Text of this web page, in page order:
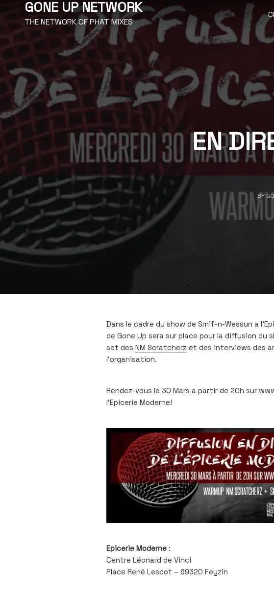
GONE UP NETWORK
THE NETWORK OF PHAT MIXES
EN
BY
Dans le cadre du show de Smif-n-Wessun a
de Gone Up sera sur place pour la diffusion du
set des NM Scratcherz et des interviews des
l’organisation.
Rendez-vous le 30 Mars a partir de 20h sur
l’Epicerie Moderne!
Epicerie Moderne :
Centre Léonard de Vinci
Place René Lescot – 69320 Feyzin